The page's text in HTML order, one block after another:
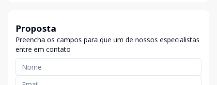
Proposta
Preencha os campos para que um de nossos especialistas
entre em contato